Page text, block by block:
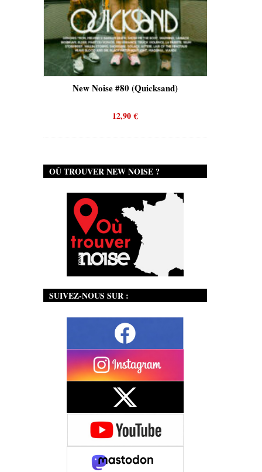
New Noise #80 (Quicksand)
12,90€
OÙ TROUVER NEW NOISE ?
SUIVEZ-NOUS SUR :